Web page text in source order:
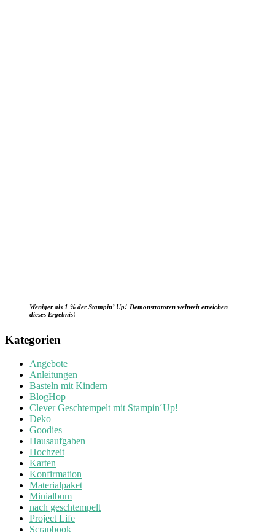
Weniger als 1 % der Stampin’ Up!-Demonstratoren weltweit erreichen
dieses Ergebnis!
Kategorien
Angebote
Anleitungen
Basteln mit Kindern
BlogHop
Clever Geschtempelt mit Stampin´Up!
Deko
Goodies
Hausaufgaben
Hochzeit
Karten
Konfirmation
Materialpaket
Minialbum
nach geschtempelt
Project Life
Scrapbook